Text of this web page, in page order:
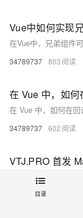
目录
Vue中如何实现
34789737 803
在 Vue 中，如何
在 Vue 中，如何在回
34789737 602
rvblio6ca4cug